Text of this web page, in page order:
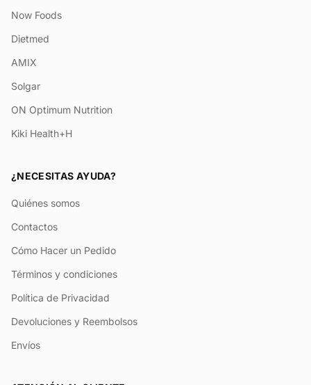
Now Foods
Dietmed
AMIX
Solgar
ON Optimum Nutrition
Kiki Health+H
¿NECESITAS AYUDA?
Quiénes somos
Contactos
Cómo Hacer un Pedido
Términos y condiciones
Política de Privacidad
Devoluciones y Reembolsos
Envíos